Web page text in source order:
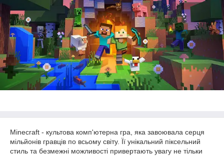
Minecraft - культова комп'ютерна гра, яка завоювала серця
мільйонів гравців по всьому світу. Її унікальний піксельний
стиль та безмежні можливості привертають увагу не тільки